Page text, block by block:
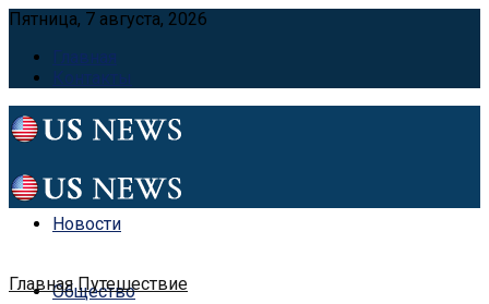
Пятница, 7 августа, 2026
Главная
Контакты
Новости
Общество
Главная Путешествие